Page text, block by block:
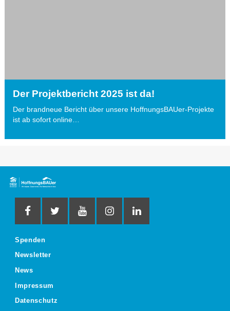
Der Projektbericht 2025 ist da!
Der brandneue Bericht über unsere HoffnungsBAUer-Projekte
ist ab sofort online…
Spenden
Newsletter
News
Impressum
Datenschutz